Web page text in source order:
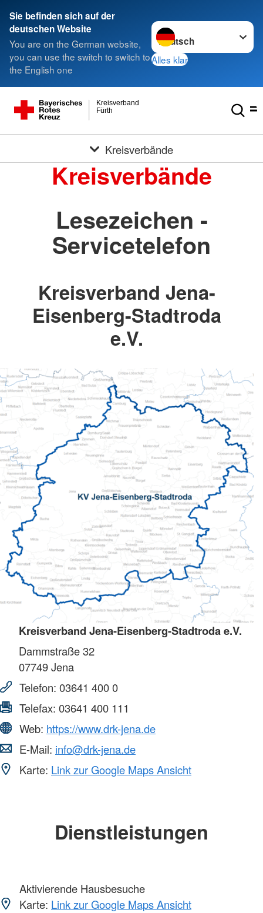
Sie befinden sich auf der
deutschen Website
You are on the German website,
you can use the switch to switch to
the English one
Sprache wechseln zu
Alles klar
Fürth
Kreisverband
Kreisverbände
Kreisverbände
Lesezeichen -
Servicetelefon
Kreisverband Jena-
Eisenberg-Stadtroda
e.V.
Kreisverband Jena-Eisenberg-Stadtroda e.V.
Dammstraße 32
07749Jena
Telefon: 03641 400 0
Telefax: 03641 400 111
Web: https://www.drk-jena.de
E-Mail: info@drk-jena.de
Karte: Link zur Google Maps Ansicht
Dienstleistungen
Aktivierende Hausbesuche
Karte: Link zur Google Maps Ansicht